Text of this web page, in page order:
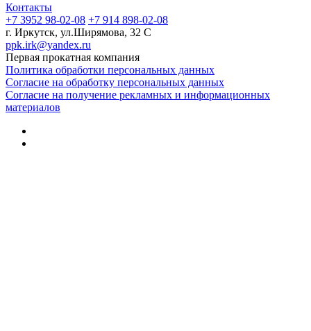
Контакты
+7 3952 98-02-08 +7 914 898-02-08
г. Иркутск, ул.Ширямова, 32 С
ppk.irk@yandex.ru
Первая прокатная компания
Политика обработки персональных данных
Согласие на обработку персональных данных
Согласие на получение рекламных и информационных
материалов